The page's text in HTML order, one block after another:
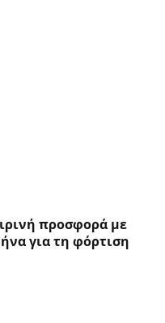
προσφορά με
για τη φόρτιση